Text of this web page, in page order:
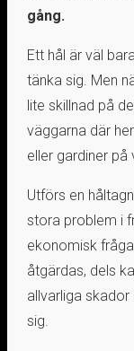
gång.
Ett hål är väl
tänka sig. Men
lite skillnad på
väggarna där
eller gardiner på
Utförs en
stora problem i
ekonomisk
åtgärdas, dels
allvarliga
sig.